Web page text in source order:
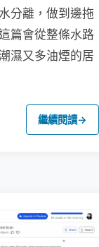
分離，做到邊拖
篇會從整條水路
濕又多油煙的居
繼續閱讀→